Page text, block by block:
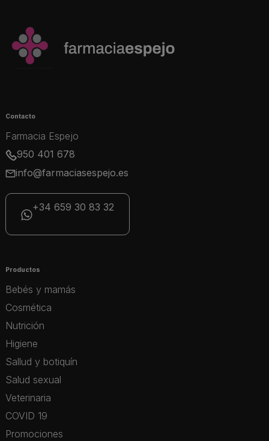
Contacto
Farmacia Espejo
950 401 678
info@farmaciasespejo.es
+34 659 30 83 32
Productos
Bebés y mamás
Cosmética
Nutrición
Higiene
Sallud y botiquín
Salud sexual
Veterinaria
COVID 19
Promociones